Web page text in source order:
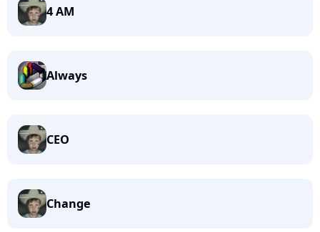
4 AM
Always
CEO
Change